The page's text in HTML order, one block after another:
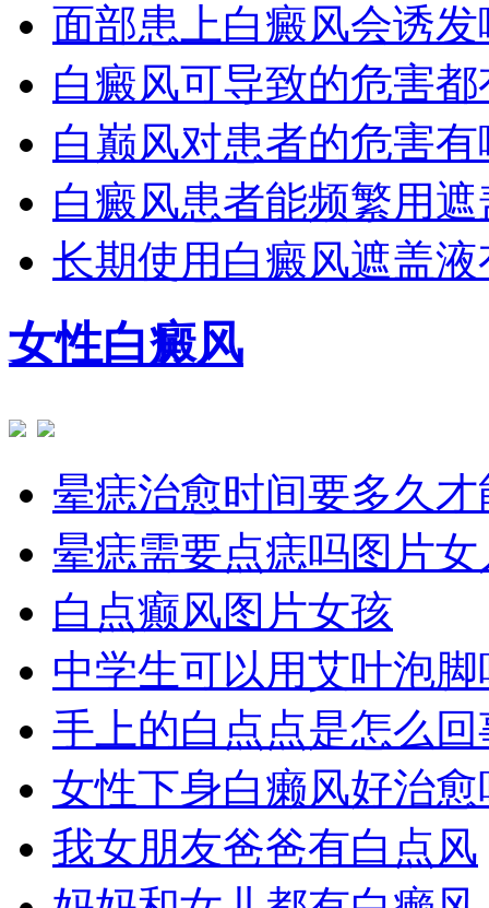
面部患上白癜风会诱
白癜风可导致的危害
白巅风对患者的危害
白癜风患者能频繁用
长期使用白癜风遮盖
女性白癜风
晕痣治愈时间要多久
晕痣需要点痣吗图片女
白点癫风图片女孩
中学生可以用艾叶泡
手上的白点点是怎么
女性下身白癞风好治愈
我女朋友爸爸有白点风